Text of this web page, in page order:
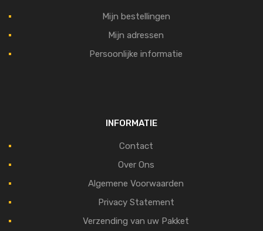
Mijn bestellingen
Mijn adressen
Persoonlijke informatie
INFORMATIE
Contact
Over Ons
Algemene Voorwaarden
Privacy Statement
Verzending van uw Pakket